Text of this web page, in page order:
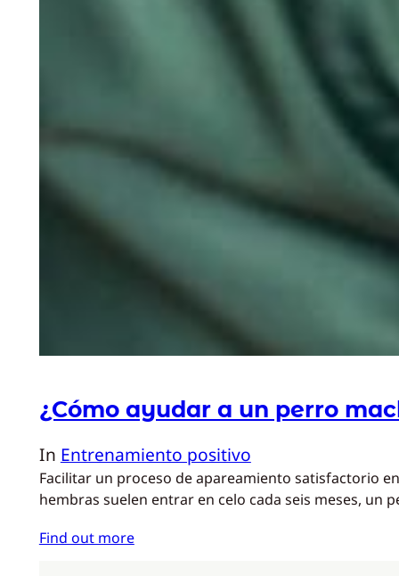
¿Cómo ayudar a un perro
In Entrenamiento positivo
Facilitar un proceso de apareamiento satisfactorio
hembras suelen entrar en celo cada seis meses, un
Find out more